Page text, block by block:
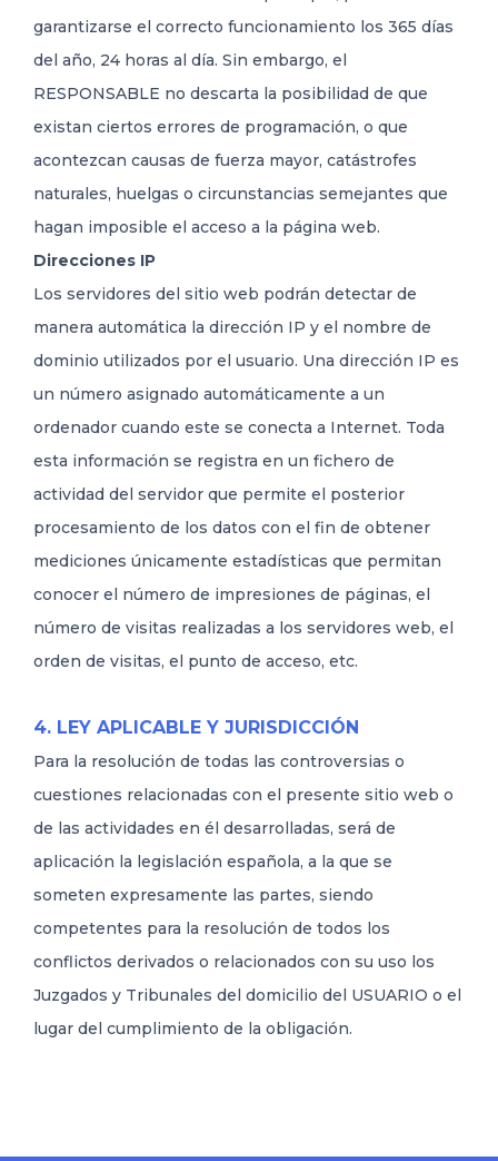
garantizarse el correcto funcionamiento los 365 días
del año, 24 horas al día. Sin embargo, el
RESPONSABLE no descarta la posibilidad de que
existan ciertos errores de programación, o que
acontezcan causas de fuerza mayor, catástrofes
naturales, huelgas o circunstancias semejantes que
hagan imposible el acceso a la página web.
Direcciones IP
Los servidores del sitio web podrán detectar de
manera automática la dirección IP y el nombre de
dominio utilizados por el usuario. Una dirección IP es
un número asignado automáticamente a un
ordenador cuando este se conecta a Internet. Toda
esta información se registra en un fichero de
actividad del servidor que permite el posterior
procesamiento de los datos con el fin de obtener
mediciones únicamente estadísticas que permitan
conocer el número de impresiones de páginas, el
número de visitas realizadas a los servidores web, el
orden de visitas, el punto de acceso, etc.
4. LEY APLICABLE Y JURISDICCIÓN
Para la resolución de todas las controversias o
cuestiones relacionadas con el presente sitio web o
de las actividades en él desarrolladas, será de
aplicación la legislación española, a la que se
someten expresamente las partes, siendo
competentes para la resolución de todos los
conflictos derivados o relacionados con su uso los
Juzgados y Tribunales del domicilio del USUARIO o el
lugar del cumplimiento de la obligación.